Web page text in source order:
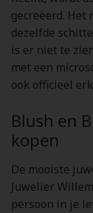
gecreëerd. Het
dezelfde
is er niet te
met een
ook officieel
Blush en
kopen
De mooiste
Juwelier
persoon in je